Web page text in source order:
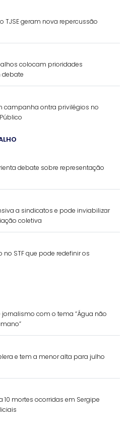
TJSE geram nova repercussão
colocam prioridades
debate
campanha ontra privilégios no
debate sobre representação
a sindicatos e pode inviabilizar
coletiva
STF que pode redefinir os
com o tema “Água não
e tem a menor alta para julho
10 mortes ocorridas em Sergipe